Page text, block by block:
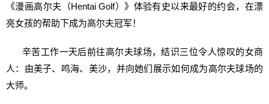
《漫画高尔夫（Hentai Golf）》体验有史以来最好的约会，在漂
亮女孩的帮助下成为高尔夫冠军！
辛苦工作一天后前往高尔夫球场，结识三位令人惊叹的女商
人：由美子、鸣海、美沙，并向她们展示如何成为高尔夫球场的
大师。